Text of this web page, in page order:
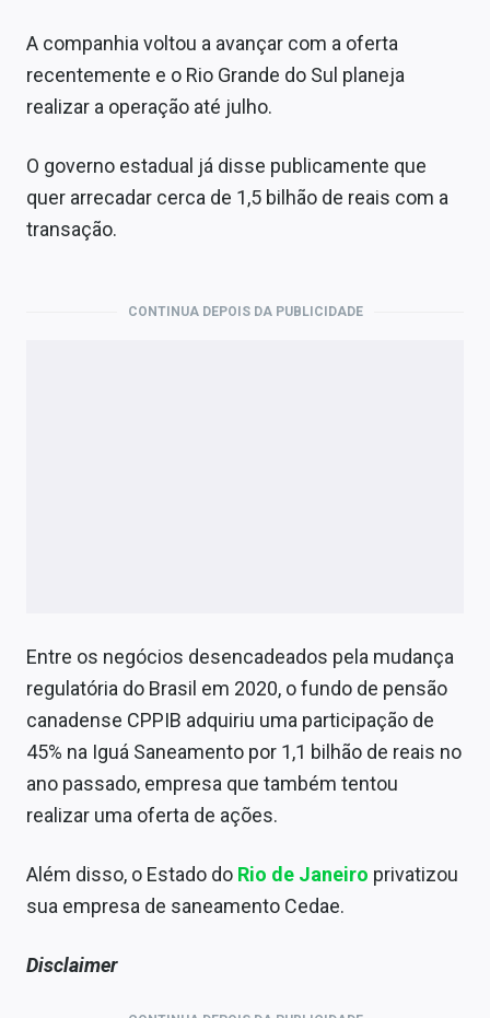
A companhia voltou a avançar com a oferta
recentemente e o Rio Grande do Sul planeja
realizar a operação até julho.
O governo estadual já disse publicamente que
quer arrecadar cerca de 1,5 bilhão de reais com a
transação.
CONTINUA DEPOIS DA PUBLICIDADE
Entre os negócios desencadeados pela mudança
regulatória do Brasil em 2020, o fundo de pensão
canadense CPPIB adquiriu uma participação de
45% na Iguá Saneamento por 1,1 bilhão de reais no
ano passado, empresa que também tentou
realizar uma oferta de ações.
Além disso, o Estado do Rio de Janeiro privatizou
sua empresa de saneamento Cedae.
Disclaimer